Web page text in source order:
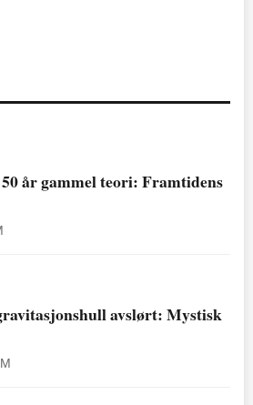
år gammel teori: Framtidens
avslørt: Mystisk